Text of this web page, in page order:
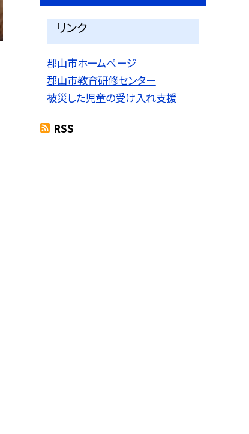
リンク
郡山市ホームページ
郡山市教育研修センター
被災した児童の受け入れ支援
RSS